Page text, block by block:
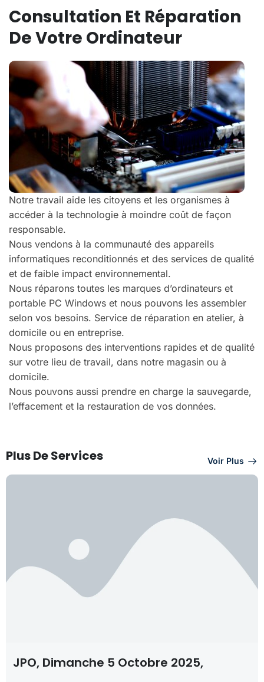
Consultation Et Réparation
De Votre Ordinateur
Notre travail aide les citoyens et les organismes à
accéder à la technologie à moindre coût de façon
responsable.
Nous vendons à la communauté des appareils
informatiques reconditionnés et des services de qualité
et de faible impact environnemental.
Nous réparons toutes les marques d’ordinateurs et
portable PC Windows et nous pouvons les assembler
selon vos besoins. Service de réparation en atelier, à
domicile ou en entreprise.
Nous proposons des interventions rapides et de qualité
sur votre lieu de travail, dans notre magasin ou à
domicile.
Nous pouvons aussi prendre en charge la sauvegarde,
l’effacement et la restauration de vos données.
Plus De Services Voir Plus
JPO, Dimanche 5 Octobre 2025,